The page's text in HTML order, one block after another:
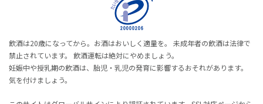
飲酒は20歳になってから。お酒はおいしく適量を。 未成年者の飲酒は法律で
禁止されています。 飲酒運転は絶対にやめましょう。
妊娠中や授乳期の飲酒は、胎児・乳児の発育に影響するおそれがあります。
気を付けましょう。